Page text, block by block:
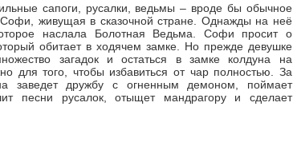
сапоги, русалки, ведьмы – вроде бы обычное
живущая в сказочной стране. Однажды на неё
наслала Болотная Ведьма. Софи просит о
обитает в ходячем замке. Но прежде девушке
загадок и остаться в замке колдуна на
для того, чтобы избавиться от чар полностью. За
заведет дружбу с огненным демоном, поймает
песни русалок, отыщет мандрагору и сделает